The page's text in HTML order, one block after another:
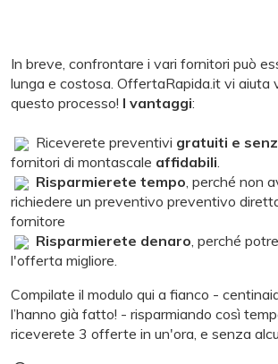
In breve, confrontare i vari fornitori può
lunga e costosa. OffertaRapida.it vi aiuta
questo processo! I vantaggi:
Riceverete preventivi gratuiti e
fornitori di montascale affidabili
Risparmierete tempo , perché non
richiedere un preventivo preventivo
fornitore
Risparmierete denaro , perché
l'offerta migliore.
Compilate il modulo qui a fianco -
l’hanno già fatto! - risparmiando così
riceverete 3 offerte in un'ora, e senza